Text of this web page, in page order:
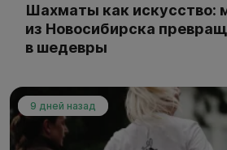
Шахматы как искусство:
из Новосибирска
в шедевры
9 дней назад